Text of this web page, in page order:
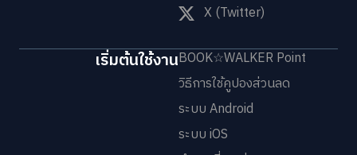
X (Twitter)
เริ่มต้นใช้งานBOOK☆WALKER Point
วิธีการใช้คูปองส่วนลด
ระบบ Android
ระบบ iOS